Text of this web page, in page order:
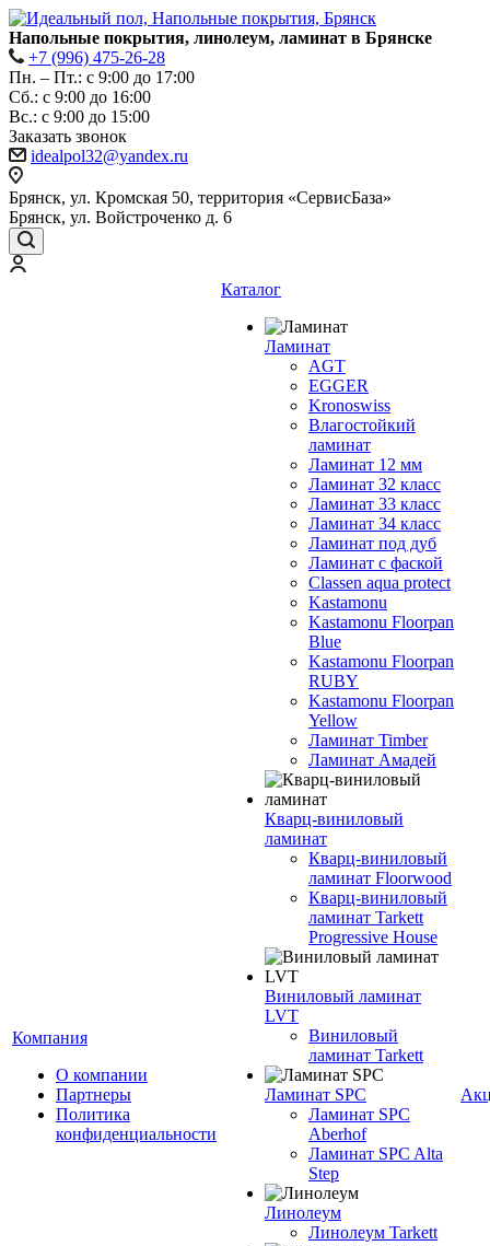
Напольные покрытия, линолеум, ламинат в Брянске
+7 (996) 475-26-28
Пн. – Пт.: с 9:00 до 17:00
Сб.: с 9:00 до 16:00
Bc.: с 9:00 до 15:00
Заказать звонок
idealpol32@yandex.ru
Брянск, ул. Кромская 50, территория «СервисБаза»
Брянск, ул. Войстроченко д. 6
Компания
О компании
Партнеры
Политика
конфиденциальности
Каталог
Ламинат
AGT
EGGER
Kronoswiss
Влагостойкий
ламинат
Ламинат 12 мм
Ламинат 32 класс
Ламинат 33 класс
Ламинат 34 класс
Ламинат под дуб
Ламинат с фаской
Classen aqua protect
Kastamonu
Kastamonu Floorpan
Blue
Kastamonu Floorpan
RUBY
Kastamonu Floorpan
Yellow
Ламинат Timber
Ламинат Амадей
Кварц-виниловый
ламинат
Кварц-виниловый
ламинат Floorwood
Кварц-виниловый
ламинат Tarkett
Progressive House
Виниловый ламинат
LVT
Виниловый
ламинат Tarkett
Ламинат SPC
Ламинат SPC
Aberhof
Ламинат SPC Alta
Step
Линолеум
Линолеум Tarkett